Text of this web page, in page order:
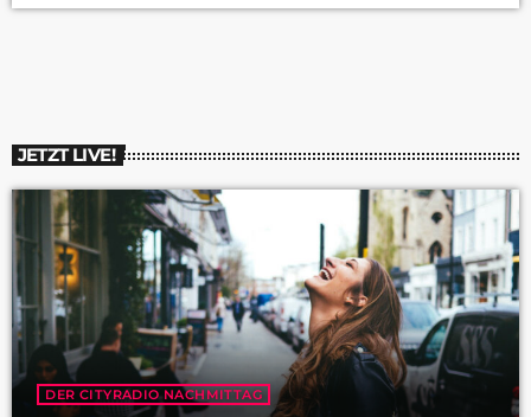
JETZT LIVE!
DER CITYRADIO NACHMITTAG